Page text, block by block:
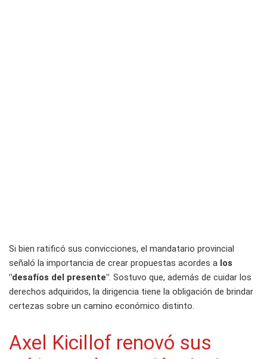
Si bien ratificó sus convicciones, el mandatario provincial
señaló la importancia de crear propuestas acordes a los
"desafíos del presente". Sostuvo que, además de cuidar los
derechos adquiridos, la dirigencia tiene la obligación de brindar
certezas sobre un camino económico distinto.
Axel Kicillof renovó sus